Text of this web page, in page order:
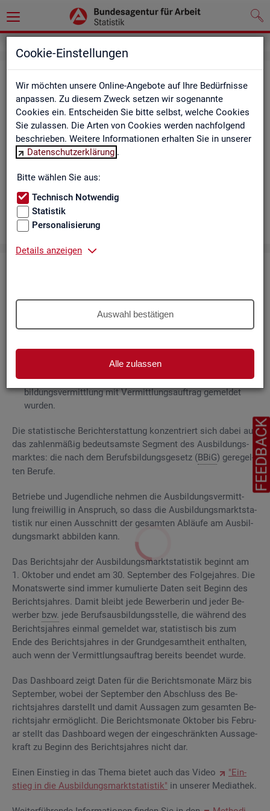
Cookie-Einstellungen
Wir möchten unsere Online-Angebote auf Ihre Bedürfnisse
anpassen. Zu diesem Zweck setzen wir sogenannte
Cookies ein. Entscheiden Sie bitte selbst, welche Cookies
Sie zulassen. Die Arten von Cookies werden nachfolgend
beschrieben. Weitere Informationen erhalten Sie in unserer
Datenschutzerklärung .
Bitte wählen Sie aus:
Technisch Notwendig
Statistik
Personalisierung
Details anzeigen
Auswahl bestätigen
Alle zulassen
Aus­bil­dungs­markt
Das Da­sh­board zeigt die wich­tigs­ten Daten zum Aus­bil­dungs­
markt in in­ter­ak­ti­ven Gra­fi­ken und Ta­bel­len. Für Deutsch­land,
Län­der, Krei­se, Agen­tur­be­zir­ke und Ar­beits­markt­re­gio­nen bil­
det es ge­mel­de­te Be­wer­be­rin­nen und Be­wer­ber sowie Be­rufs­
aus­bil­dungs­stel­len nach ge­frag­ten Merk­ma­len ab, bei­spiels­
wei­se Be­ru­fe. Neue Daten gibt es mo­nat­lich für März bis Sep­
DieAus­bil­dungs­markt­sta­tis­tik be­rich­tet über
Be­wer­be­rin­nen und Be­wer­ber für Be­rufs­aus­bil­
der Agen­tu­ren für Ar­beit undJob­cen­terzum Aus­bil­dungs­
markt in An­spruch neh­men, sowie
Be­rufs­aus­bil­dungs­stel­len, die beiAAundJCfür die Aus­
bil­dungs­ver­mitt­lung mit Ver­mitt­lungs­auf­trag ge­mel­det
wur­den.
Die sta­tis­ti­sche Be­richt­erstat­tung kon­zen­triert sich dabei auf
das zah­len­mä­ßig be­deut­sams­te Seg­ment des Aus­bil­dungs­
mark­tes: die nach dem Be­rufs­bil­dungs­ge­setz (BBiG) ge­re­gel­
ten Be­ru­fe.
Be­trie­be und Ju­gend­li­che neh­men die Aus­bil­dungs­ver­mitt­
lung frei­wil­lig in An­spruch, so dass die Aus­bil­dungs­markt­sta­
tis­tik nur einen Aus­schnitt der ge­sam­ten Ab­läu­fe am Aus­bil­
dungs­markt ab­bil­den kann.
Das Be­richts­jahr der Aus­bil­dungs­markt­sta­tis­tik be­ginnt am
1. Ok­to­ber und endet am 30. Sep­tem­ber des Fol­ge­jah­res. Die
Mo­nats­wer­te sind immer ku­mu­lier­te Daten seit Be­ginn des
Be­richts­jah­res. Damit bleibt jede Be­wer­be­rin und jeder Be­
wer­ber bzw. jede Be­rufs­aus­bil­dungs­stel­le, die wäh­rend des
Be­richts­jah­res ein­mal ge­mel­det war, sta­tis­tisch bis zum
Ende des Be­richts­jah­res in der Grund­ge­samt­heit ent­hal­ten,
auch wenn der Ver­mitt­lungs­auf­trag be­reits be­en­det wurde.
Das Da­sh­board zeigt Daten für die Be­richts­mo­na­te März bis
Sep­tem­ber, wobei der Sep­tem­ber den Ab­schluss des Be­
richts­jah­res dar­stellt und damit Aus­sa­gen zum ge­sam­ten Be­
richts­jahr er­mög­licht. Die Be­richts­mo­na­te Ok­to­ber bis Fe­bru­
ar stellt das Da­sh­board wegen der ein­ge­schränk­ten Aus­sa­ge­
kraft zu Be­ginn des Be­richts­jah­res nicht dar.
Einen Ein­stieg in das Thema bie­tet auch das Video
"Ein­
stieg in die Aus­bil­dungs­markt­sta­tis­tik" in un­se­rer Me­dia­thek.
FEEDBACK